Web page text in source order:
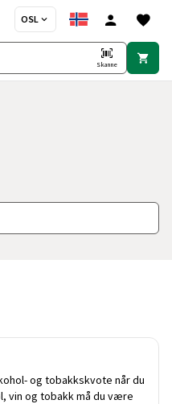
OSL
Skanne
og tobakkskvote når du
vin og tobakk må du være